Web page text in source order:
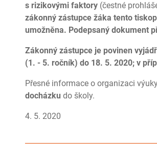
s rizikovými faktory (čestné
zákonný zástupce žáka tento
umožněna. Podepsaný dokument
Zákonný zástupce je povinen
(1. - 5. ročník) do 18. 5. 2020; v
Přesné informace o organizaci
docházku do školy.
4. 5. 2020 Mgr. Iva